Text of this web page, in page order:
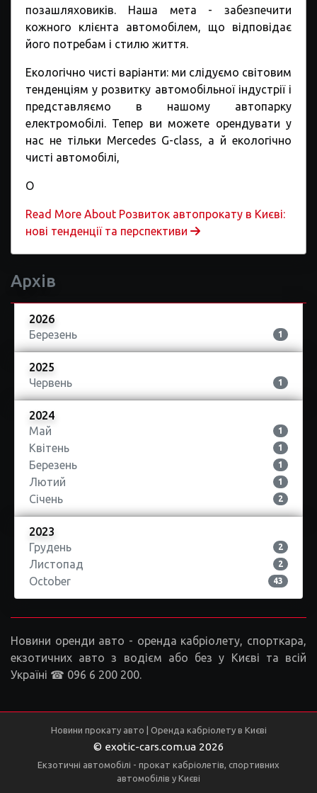
позашляховиків. Наша мета - забезпечити
кожного клієнта автомобілем, що відповідає
його потребам і стилю життя.
Екологічно чисті варіанти: ми слідуємо світовим
тенденціям у розвитку автомобільної індустрії і
представляємо в нашому автопарку
електромобілі. Тепер ви можете орендувати у
нас не тільки Mercedes G-class, а й екологічно
чисті автомобілі,
О
Read More About Розвиток автопрокату в Києві:
нові тенденції та перспективи
Архів
2026
Березень
1
2025
Червень
1
2024
Май
1
Квітень 1
Березень 1
Лютий 1
Січень 2
2023
Грудень
2
Листопад 2
October 43
Новини оренди авто - оренда кабріолету, спорткара,
екзотичних авто з водієм або без у Києві та всій
Україні ☎ 096 6 200 200.
Новини прокату авто | Оренда кабріолету в Києві
© exotic-cars.com.ua 2026
Екзотичні автомобілі - прокат кабріолетів, спортивних
автомобілів у Києві